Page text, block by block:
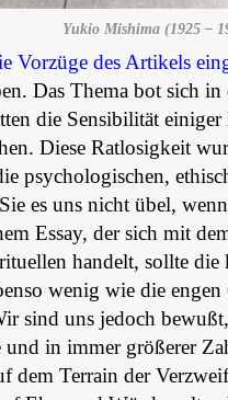
Yukio Mishima (1925 –
Vorzüge des Artikels
Das Thema bot sich
die Sensibilität
Diese Ratlosigkeit
psychologischen,
es uns nicht übel,
Essay, der sich mit
handelt, sollte
wenig wie die
sind uns jedoch
in immer größerer
dem Terrain der